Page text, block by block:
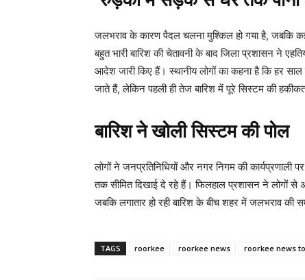
जलभराव के कारण पैदल चलना मुश्किल हो गया है, जबकि
बहुत भारी बारिश की चेतावनी के बाद जिला प्रशासन ने
आदेश जारी किए हैं। स्थानीय लोगों का कहना है कि हर
जाते हैं, लेकिन पहली ही तेज बारिश में पूरे सिस्टम की
बारिश ने खोली सिस्टम की पोल
लोगों ने जनप्रतिनिधियों और नगर निगम की
तक सीमित दिखाई दे रहे हैं। फिलहाल प्रशासन ने लोगों से
जबकि लगातार हो रही बारिश के बीच शहर में जलभराव की
TAGS roorkee roorkee news roorkee news